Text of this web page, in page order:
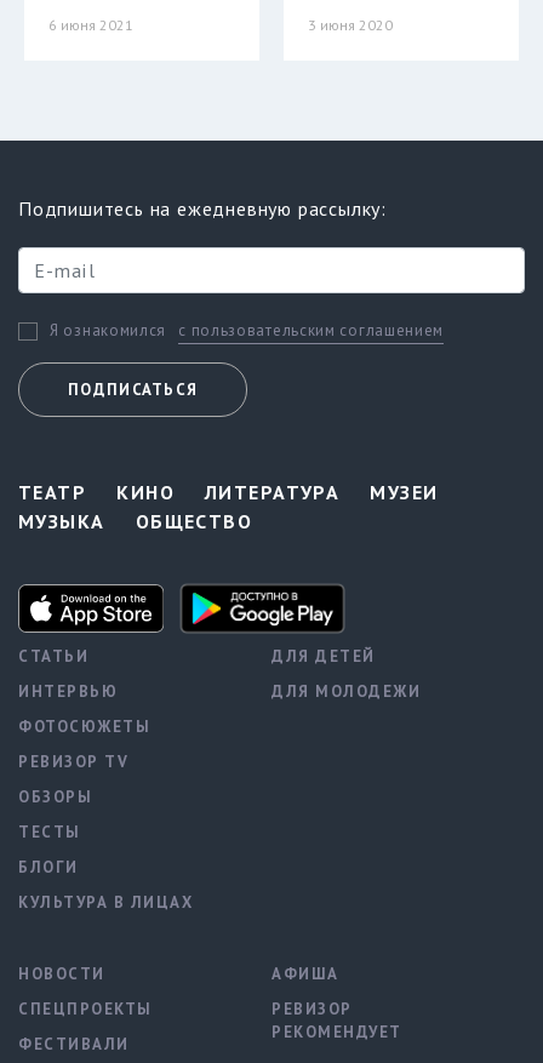
6 июня 2021 3 июня 2020
Подпишитесь на ежедневную рассылку:
Я ознакомился с пользовательским соглашением
ПОДПИСАТЬСЯ
ТЕАТР КИНО ЛИТЕРАТУРА
МУЗЕИ
МУЗЫКА
ОБЩЕСТВО
СТАТЬИ
ИНТЕРВЬЮ
ФОТОСЮЖЕТЫ
РЕВИЗОР TV
ОБЗОРЫ
ТЕСТЫ
БЛОГИ
КУЛЬТУРА В ЛИЦАХ
ДЛЯ ДЕТЕЙ
ДЛЯ МОЛОДЕЖИ
НОВОСТИ
СПЕЦПРОЕКТЫ
ФЕСТИВАЛИ
АФИША
РЕВИЗОР
РЕКОМЕНДУЕТ